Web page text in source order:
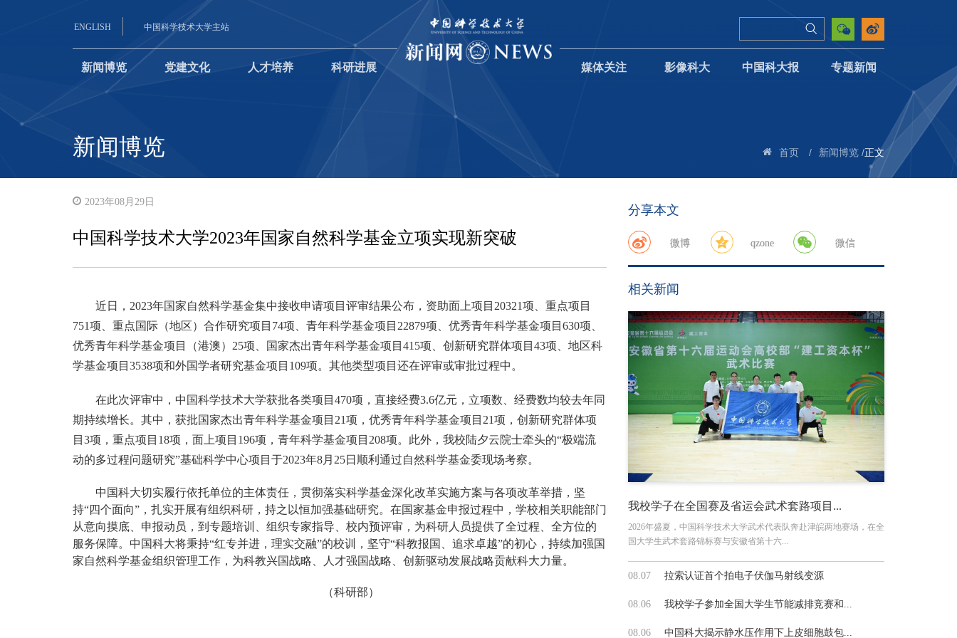
ENGLISH 中国科学技术大学主站
新闻博览 党建文化 人才培养 科研进展 媒体关注 影像科大 中国科大报 专题新闻
新闻博览 首页 / 新闻博览 /正文
2023年08月29日
中国科学技术大学2023年国家自然科学基金立项实现新突破
近日， 2023年国家自然科学基金集中接收申请项目评审结果公布，资助面上项目 20321项、重点项目
751项、重点国际（地区）合作研究项目 74项、青年科学基金项目 22879项、优秀青年科学基金项目 630项、
优秀青年科学基金项目（港澳） 25项、国家杰出青年科学基金项目 415项、创新研究群体项目 43项、地区科
学基金项目 3538项和外国学者研究基金项目 109项。其他类型项目还在评审或审批过程中。
在此次评审中，中国科学技术大学获批各类项目 470项，直接经费3.6亿元，立项数、经费数均较去年同
期持续增长。其中，获批国家杰出青年科学基金项目 21项，优秀青年科学基金项目 21项，创新研究群体项
目 3项，重点项目 18项，面上项目 196项，青年科学基金项目 208项。此外，我校陆夕云院士牵头的“极端流
动的多过程问题研究”基础科学中心项目于2023年8月 25日顺利通过自然科学基金委现场考察。
中国科大切实履行依托单位的主体责任，贯彻落实科学基金深化改革实施方案与各项改革举措，坚
持“四个面向”，扎实开展有组织科研，持之以恒加强基础研究。在国家基金申报过程中，学校相关职能部门
从意向摸底、申报动员，到专题培训、组织专家指导、校内预评审，为科研人员提供了全过程、全方位的
服务保障。中国科大将秉持“红专并进，理实交融”的校训，坚守“科教报国、追求卓越”的初心，持续加强国
家自然科学基金组织管理工作，为科教兴国战略、人才强国战略、创新驱动发展战略贡献科大力量。
（科研部）
分享本文
微博 qzone 微信
相关新闻
我校学子在全国赛及省运会武术套路项目...
2026年盛夏，中国科学技术大学武术代表队奔赴津皖两地赛场，在全
国大学生武术套路锦标赛与安徽省第十六...
08.07 拉索认证首个拍电子伏伽马射线变源
08.06 我校学子参加全国大学生节能减排竞赛和...
08.06 中国科大揭示静水压作用下上皮细胞鼓包...